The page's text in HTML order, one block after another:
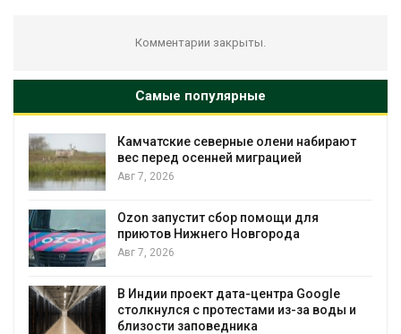
Комментарии закрыты.
Самые популярные
Камчатские северные олени набирают
вес перед осенней миграцией
Авг 7, 2026
Ozon запустит сбор помощи для
приютов Нижнего Новгорода
Авг 7, 2026
В Индии проект дата-центра Google
столкнулся с протестами из-за воды и
близости заповедника